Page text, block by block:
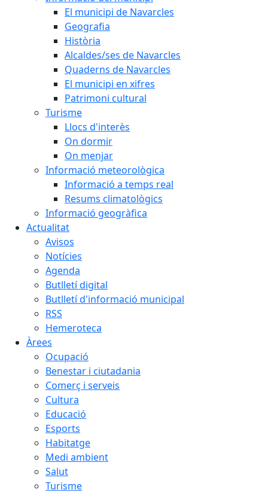
El municipi de Navarcles
Geografia
Història
Alcaldes/ses de Navarcles
Quaderns de Navarcles
El municipi en xifres
Patrimoni cultural
Turisme
Llocs d'interès
On dormir
On menjar
Informació meteorològica
Informació a temps real
Resums climatològics
Informació geogràfica
Actualitat
Avisos
Notícies
Agenda
Butlletí digital
Butlletí d'informació municipal
RSS
Hemeroteca
Àrees
Ocupació
Benestar i ciutadania
Comerç i serveis
Cultura
Educació
Esports
Habitatge
Medi ambient
Salut
Turisme